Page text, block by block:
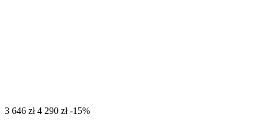
‍3 646‍ zł ‍4 290‍ zł -15%